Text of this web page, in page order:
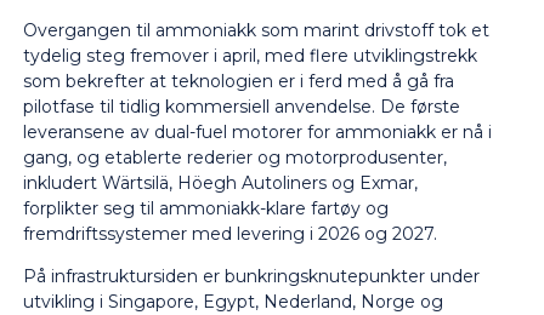
Overgangen til ammoniakk som marint drivstoff tok et
tydelig steg fremover i april, med flere utviklingstrekk
som bekrefter at teknologien er i ferd med å gå fra
pilotfase til tidlig kommersiell anvendelse. De første
leveransene av dual-fuel motorer for ammoniakk er nå i
gang, og etablerte rederier og motorprodusenter,
inkludert Wärtsilä, Höegh Autoliners og Exmar,
forplikter seg til ammoniakk-klare fartøy og
fremdriftssystemer med levering i 2026 og 2027.
På infrastruktursiden er bunkringsknutepunkter under
utvikling i Singapore, Egypt, Nederland, Norge og